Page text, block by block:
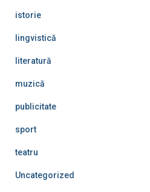
istorie
lingvistică
literatură
muzică
publicitate
sport
teatru
Uncategorized